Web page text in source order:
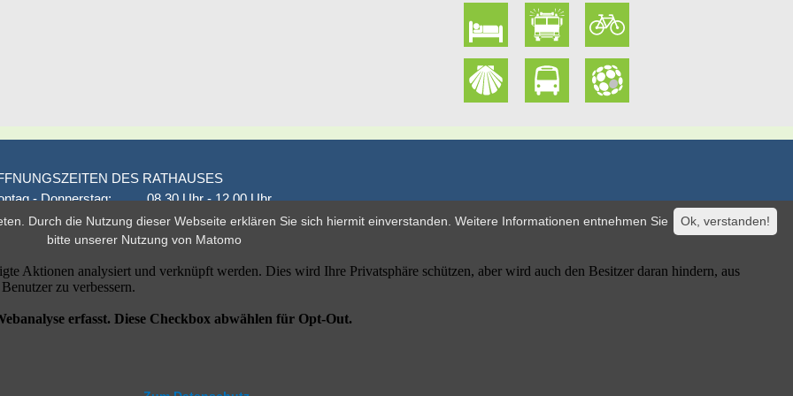
DES RATHAUSES
- Donnerstag:
08.30 Uhr - 12.00 Uhr
auch:
14.00 Uhr - 18.00 Uhr
1. und 3. Montag
16.00 Uhr - 18.00 Uhr
nach Vereinbarung
Ok, verstanden!
Durch die Nutzung dieser Webseite erklären Sie sich hiermit einverstanden. Weitere Informationen entnehmen Sie
bitte unserer Nutzung von Matomo